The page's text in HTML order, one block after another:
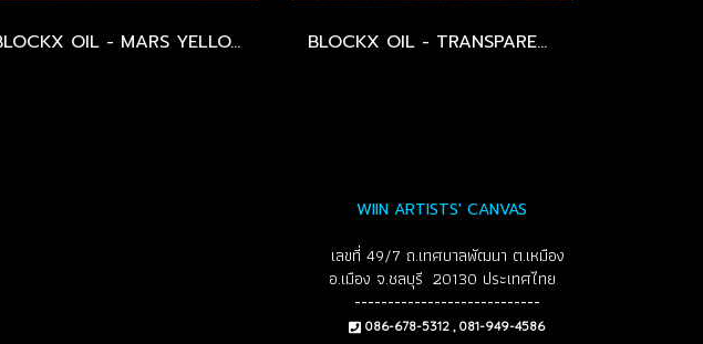
BLOCKX OIL - MARS YELLOW - SERIES 2 BLOCKX OIL - TRANSPARENT MARS YELLOW - SERIES 2
WIIN ARTISTS' CANVAS
เลขที่ 49/7 ถ.เทศบาลพัฒนา ต.เหมือง
อ.เมือง จ.ชลบุรี 20130 ประเทศไทย
----------------------------
086-678-5312 , 081-949-4586